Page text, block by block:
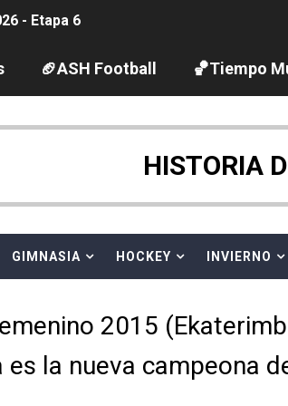
- Etapa 6
2026
abiertas 2026 (París, Francia) -
moderno 2026 (Estambul, Turquía)
artística 2026 (París, Francia) -
🏈ASH Football 🏀Tiempo
HISTORIA
GIMNASIA HOCKEY INVIERNO
2015
es la nueva campeona